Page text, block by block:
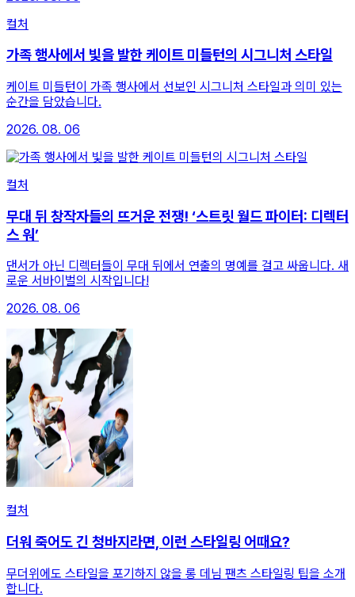
컬처
가족 행사에서 빛을 발한 케이트 미들턴의 시그니처 스타일
케이트 미들턴이 가족 행사에서 선보인 시그니처 스타일과 의미 있는
순간을 담았습니다.
2026. 08. 06
컬처
무대 뒤 창작자들의 뜨거운 전쟁! ‘스트릿 월드 파이터: 디렉터
스 워’
댄서가 아닌 디렉터들이 무대 뒤에서 연출의 명예를 걸고 싸웁니다. 새
로운 서바이벌의 시작입니다!
2026. 08. 06
컬처
더워 죽어도 긴 청바지라면, 이런 스타일링 어때요?
무더위에도 스타일을 포기하지 않을 롱 데님 팬츠 스타일링 팁을 소개
합니다.